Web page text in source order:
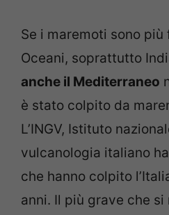
Se i maremoti sono
Oceani, soprattutto
anche il Mediterraneo
è stato colpito da
L’INGV, Istituto
vulcanologia italiano
che hanno colpito
anni. Il più grave che